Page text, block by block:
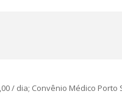
/ dia; Convênio Médico Porto